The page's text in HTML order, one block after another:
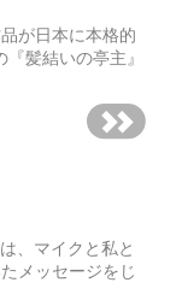
が日本に本格的
髪結いの亭主』
、マイクと私と
メッセージをじ